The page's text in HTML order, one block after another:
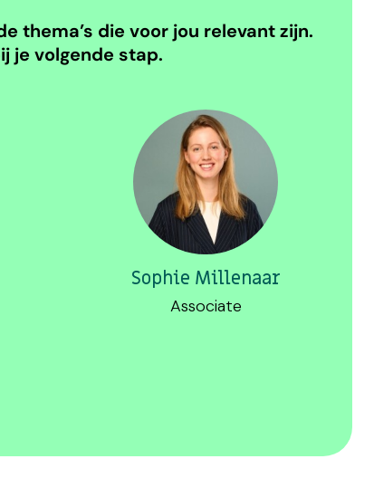
thema’s die voor jou relevant zijn.
je volgende stap.
Sophie Millenaar
Associate